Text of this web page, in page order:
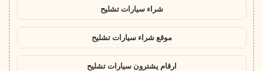
شراء سيارات تشليح
موقع شراء سيارات تشليح
ارقام يشترون سيارات تشليح